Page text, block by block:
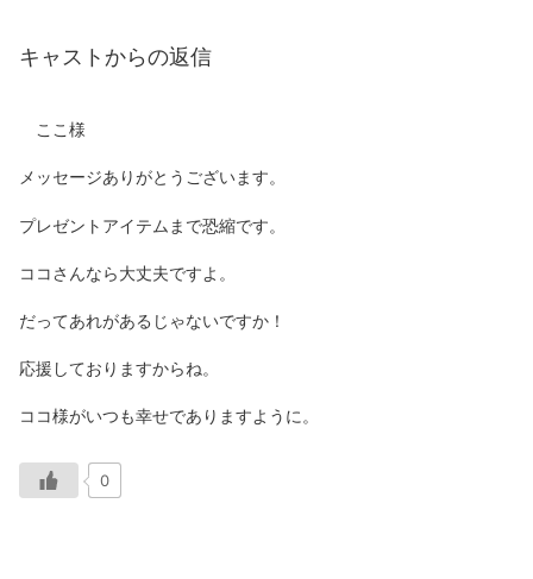
キャストからの返信
ここ様
メッセージありがとうございます。
プレゼントアイテムまで恐縮です。
ココさんなら大丈夫ですよ。
だってあれがあるじゃないですか！
応援しておりますからね。
ココ様がいつも幸せでありますように。
0